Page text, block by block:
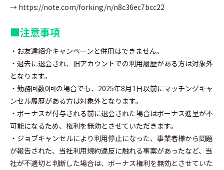
→ https://note.com/forking/n/n8c36ec7bcc22
■注意事項
・お友達紹介キャンペーンと併用はできません。
・過去に退会され、旧アカウントでの利用履歴がある方は対象外
となります。
・勤務回数0回の場合でも、2025年8月1日以前にマッチングキャ
ンセル履歴がある方は対象外となります。
・ボーナスが付与される前に退会された場合はボーナス進呈が不
可能になるため、権利を無効とさせていただきます。
・ジョブキャンセルにより利用停止になった、事業者様から問題
が報告された、当社利用規約違反に触れる事案があったなど、当
社が不適切と判断した場合は、ボーナス権利を無効とさせていた